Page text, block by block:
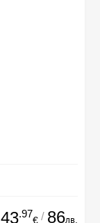
43.97
€ / 86лв.